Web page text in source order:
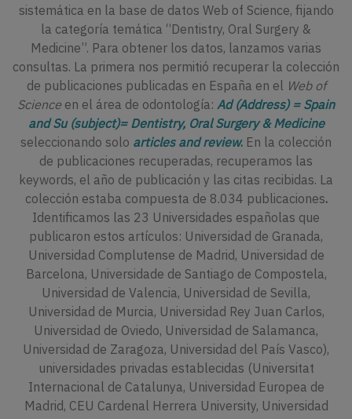
sistemática en la base de datos Web of Science, fijando
la categoría temática “Dentistry, Oral Surgery &
Medicine”. Para obtener los datos, lanzamos varias
consultas. La primera nos permitió recuperar la colección
de publicaciones publicadas en España en el Web of
Science en el área de odontología: Ad (Address) = Spain
and Su (subject)= Dentistry, Oral Surgery & Medicine
seleccionando solo articles and review. En la colección
de publicaciones recuperadas, recuperamos las
keywords, el año de publicación y las citas recibidas. La
colección estaba compuesta de 8.034 publicaciones.
Identificamos las 23 Universidades españolas que
publicaron estos artículos: Universidad de Granada,
Universidad Complutense de Madrid, Universidad de
Barcelona, Universidade de Santiago de Compostela,
Universidad de Valencia, Universidad de Sevilla,
Universidad de Murcia, Universidad Rey Juan Carlos,
Universidad de Oviedo, Universidad de Salamanca,
Universidad de Zaragoza, Universidad del País Vasco),
universidades privadas establecidas (Universitat
Internacional de Catalunya, Universidad Europea de
Madrid, CEU Cardenal Herrera University, Universidad